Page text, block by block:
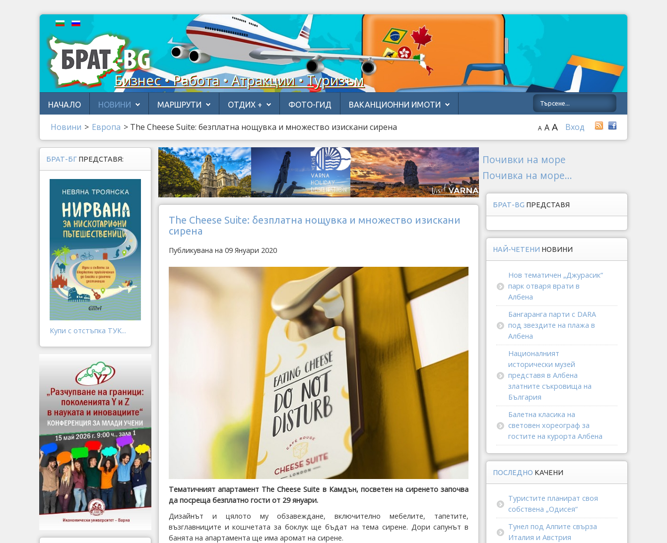
Бизнес • Работа • Атракции • Туризъм
НАЧАЛО НОВИНИ МАРШРУТИ ОТДИХ + ФОТО-ГИД ВАКАНЦИОННИ ИМОТИ
Новини > Европа > The Cheese Suite: безплатна нощувка и множество изискани сирена Вход
A A A
The Cheese Suite: безплатна нощувка и множество изискани
сирена
Публикувана на 09 Януари 2020
Тематичният апартамент The Cheese Suite в Камдън, посветен на сиренето започва
да посреща безплатно гости от 29 януари.
Дизайнът и цялото му обзавеждане, включително мебелите, тапетите,
възглавниците и кошчетата за боклук ще бъдат на тема сирене. Дори сапунът в
банята на апартамента ще има аромат на сирене.
БРАТ-БГ ПРЕДСТАВЯ:
Купи с отстъпка ТУК...
Почивки на море
Почивка на море...
БРАТ-BG ПРЕДСТАВЯ
НАЙ-ЧЕТЕНИ НОВИНИ
Нов тематичен „Джурасик“
парк отваря врати в
Албена
Бангаранга парти с DARA
под звездите на плажа в
Албена
Националният
исторически музей
представя в Албена
златните съкровища на
България
Балетна класика на
световен хореограф за
гостите на курорта Албена
ПОСЛЕДНО КАЧЕНИ
Туристите планират своя
собствена „Одисея“
Тунел под Алпите свърза
Италия и Австрия